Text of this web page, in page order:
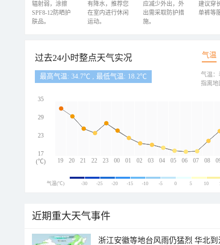
辐射弱，涂擦
SPF8-12防晒护
肤品。
有降水，推荐您
在室内进行休闲
运动。
应减少外出，外
出需采取防护措
施。
建议穿
单裤等
过去24小时整点天气实况 气温
最高气温: 34.7℃ , 最低气温: 18.2℃
19 20 21 22 23 00 01 02 03 04 05 06 07 08
35
29
23
17
(℃)
气温：
指离地
气温(℃) -30 -25 -20 -15 -10 -5 0 5 10
近期重大天气事件
浙江安徽等地台风雨仍猛烈 华北